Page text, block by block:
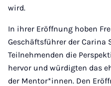
wird.
In ihrer Eröffnung hoben
Geschäftsführer der Carina
Teilnehmenden die
hervor und würdigten das
der Mentor*innen. Den